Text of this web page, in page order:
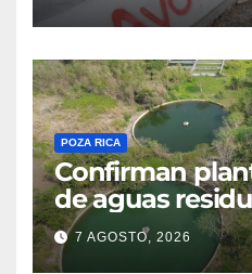
POZA RICA
Confirman
de aguas
7 AGOSTO, 2026